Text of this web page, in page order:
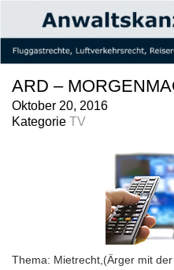
ARD –
Oktober 20, 2016
Kategorie TV
Thema: Mietrecht,(Ärger mit